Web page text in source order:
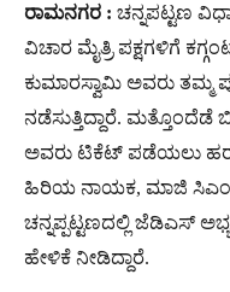
ರಾಮನಗರ : ಚನ್ನಪಟ್ಟಣ
ವಿಚಾರ ಮೈತ್ರಿ ಪಕ್ಷಗಳಿಗೆ
ಕುಮಾರಸ್ವಾಮಿ ಅವರು ತಮ್ಮ
ನಡೆಸುತ್ತಿದ್ದಾರೆ.
ಅವರು ಟಿಕೆಟ್ ಪಡೆಯಲು
ಹಿರಿಯ ನಾಯಕ, ಮಾಜಿ
ಚನ್ನಪ್ಪಟ್ಟಣದಲ್ಲಿ ಜೆಡಿಎಸ್
ಹೇಳಿಕೆ ನೀಡಿದ್ದಾರೆ.